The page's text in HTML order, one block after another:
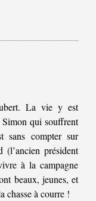
La vie y est
qui souffrent
sans compter sur
(l’ancien président
à la campagne
beaux, jeunes, et
chasse à courre !